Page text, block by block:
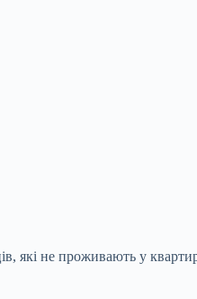
які не проживають у